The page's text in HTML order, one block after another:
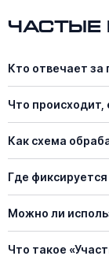
Частые
Кто отвечает за
Что происходит,
Как схема
Где
Можно ли
Что такое